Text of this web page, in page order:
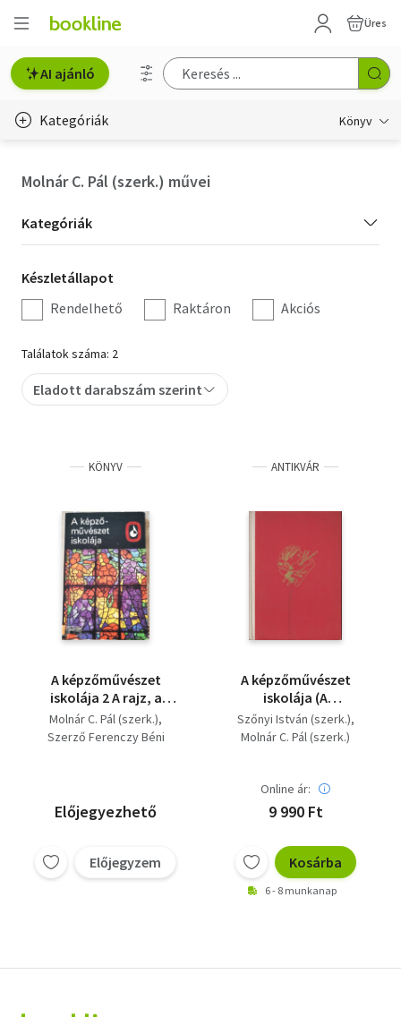
Üres
AI ajánló
Kategóriák Könyv
Hobbi, szabadidő
Irodalom
Művészet
Szakkönyv
Tankönyv, segédkönyv
Társadalomtudomány
Természettudomány
Történelem
Molnár C. Pál (szerk.) művei
Kategória
szűrés
Kategóriák
Készletállapot
szűrés
Készletállapot
Rendelhető
Raktáron Akciós
Találatok száma: 2
Eladott darabszám szerint
KÖNYV
A képzőművészet
iskolája 2 A rajz, a
festészet, a grafika és
a szobrászat újabb
és színtan, a
művészeti anatómia
Molnár C. Pál (szerk.)
Szerző Ferenczy Béni
Szerkesztő
Előjegyezhető
Előjegyzem
ANTIKVÁR
A képzőművészet
iskolája (A
festőművészet,
grafika és szobrászat
Szőnyi István (szerk.)
Molnár C. Pál (szerk.)
Online ár:
9 990 Ft
Kosárba
6 - 8 munkanap